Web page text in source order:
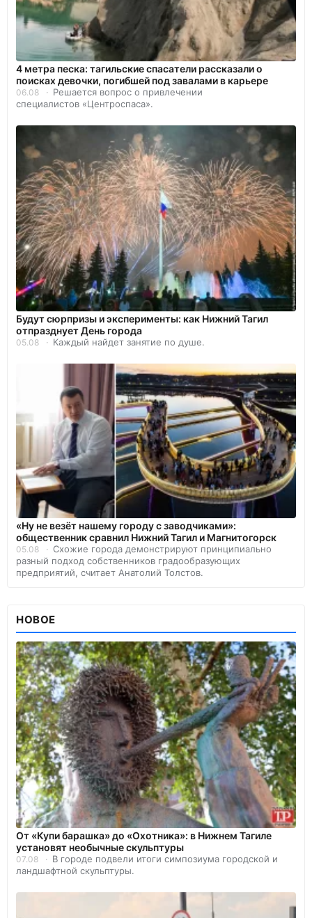
4 метра песка: тагильские спасатели рассказали о
поисках девочки, погибшей под завалами в карьере
06.08
Решается вопрос о привлечении
специалистов «Центроспаса».
Будут сюрпризы и эксперименты: как Нижний Тагил
отпразднует День города
05.08 Каждый найдет занятие по душе.
«Ну не везёт нашему городу с заводчиками»:
общественник сравнил Нижний Тагил и Магнитогорск
05.08
Схожие города демонстрируют принципиально
разный подход собственников градообразующих
предприятий, считает Анатолий Толстов.
НОВОЕ
От «Купи барашка» до «Охотника»: в Нижнем Тагиле
установят необычные скульптуры
07.08
В городе подвели итоги симпозиума городской и
ландшафтной скульптуры.